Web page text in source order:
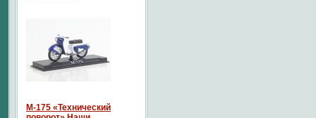
М-175 «Технический